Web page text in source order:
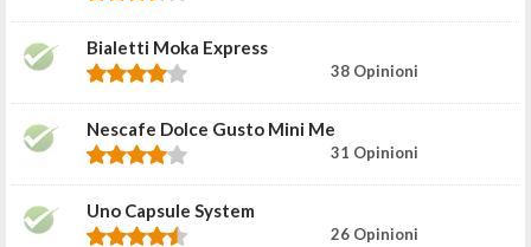
Bialetti Moka Express
38 Opinioni
Nescafe Dolce Gusto Mini Me
31 Opinioni
Uno Capsule System
26 Opinioni